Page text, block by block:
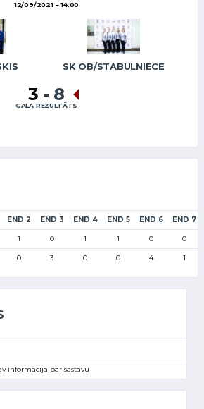
12/09/2021 14:00
SK OB/STABULNIECE
3 - 8
GALA REZULTĀTS
END 2 END 3 END 4 END 5 END 6 END 7
1 0 1 1 0 0
0 3 0 0 4 1
informācija par sastāvu